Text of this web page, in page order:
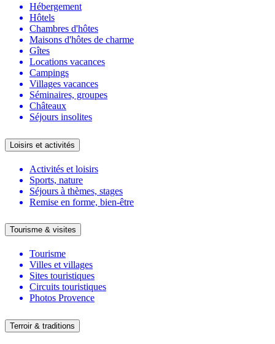
Hébergement
Hôtels
Chambres d'hôtes
Maisons d'hôtes de charme
Gîtes
Locations vacances
Campings
Villages vacances
Séminaires, groupes
Châteaux
Séjours insolites
Loisirs et activités
Activités et loisirs
Sports, nature
Séjours à thèmes, stages
Remise en forme, bien-être
Tourisme & visites
Tourisme
Villes et villages
Sites touristiques
Circuits touristiques
Photos Provence
Terroir & traditions